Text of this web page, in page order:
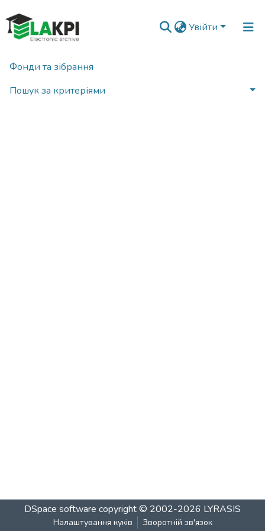
Увійти
Фонди та зібрання
Пошук за критеріями
Виникла помилка при отриманні документа
DSpace software copyright © 2002-2026 LYRASIS
Налаштування куків Зворотній зв'язок